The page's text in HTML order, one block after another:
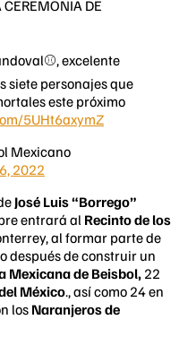
CEREMONIA DE
excelente
siete personajes que
este próximo
5UHt6axymZ
Mexicano
2022
José Luis “Borrego”
entrará al Recinto de los
al formar parte de
después de construir un
Mexicana de Beisbol, 22
México., así como 24 en
los Naranjeros de